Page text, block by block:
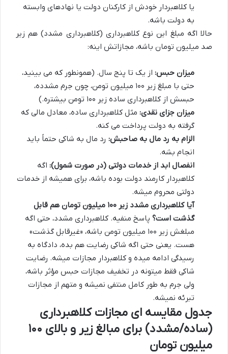
یا کلاهبردار خودش از کارکنان دولت یا نهادهای وابسته
به دولت باشه.
حالا اگه مبلغ این نوع کلاهبرداری (کلاهبرداری مشدد) هم زیر
صد میلیون تومان باشه، مجازاتش اینه:
میزان حبس: از یک تا پنج سال. (همونطور که می بینید،
حتی با مبلغ زیر ۱۰۰ میلیون تومن، چون جرم مشدده،
حبسش از کلاهبرداری ساده زیر ۱۰۰ تومن بیشتره.)
میزان جزای نقدی: مثل کلاهبرداری ساده، معادل مالی که
گرفته به دولت پرداخت می کنه.
الزام به رد مال به صاحبش: رد مال به شاکی حتماً باید
انجام بشه.
انفصال ابد از خدمات دولتی (در صورت شمول): اگه
کلاهبردار کارمند دولت بوده باشه، برای همیشه از خدمات
دولتی محروم میشه.
آیا کلاهبرداری مشدد زیر ۱۰۰ میلیون تومان هم قابل
گذشت است؟ پاسخ منفیه. کلاهبرداری مشدد، حتی اگه
مبلغش زیر ۱۰۰ میلیون تومن باشه، «غیرقابل گذشت»
هست. یعنی حتی اگه شاکی رضایت هم بده، دادگاه به
رسیدگی ادامه میده و کلاهبردار مجازات میشه. رضایت
شاکی فقط میتونه در تخفیف مجازات حبس مؤثر باشه،
ولی جرم به طور کامل منتفی نمیشه و متهم از مجازات
تبرئه نمیشه.
جدول مقایسه ای مجازات کلاهبرداری
(ساده/مشدد) برای مبالغ زیر و بالای ۱۰۰
میلیون تومان